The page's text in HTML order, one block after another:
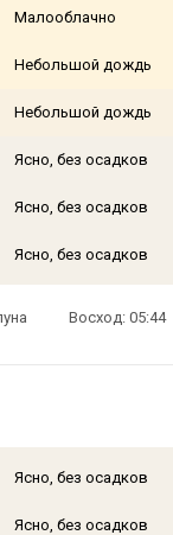
Малооблачно
Небольшой дождь
Небольшой дождь
Ясно, без осадков
Ясно, без осадков
Ясно, без осадков
Восход: 05:44
Ясно, без осадков
Ясно, без осадков